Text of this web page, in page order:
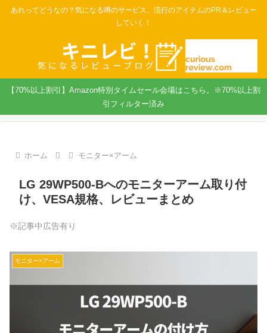
あれってどうなの？気になる噂のサービス、流行のアイテムのPR＆レビュー
していく！
【70%以上割引】Amazon特別タイムセール会場はこちら。※70%以上割
引フィルター済み
ホーム モニター×アーム
LG 29WP500-Bへのモニターアーム取り付
け、VESA規格、レビューまとめ
※記事中広告有り
モニター×アーム